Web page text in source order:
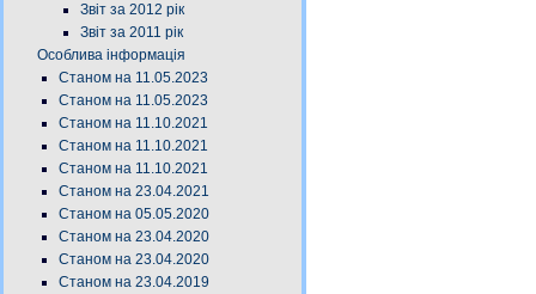
Звіт за 2012 рік
Звіт за 2011 рік
Особлива інформація
Станом на 11.05.2023
Станом на 11.05.2023
Станом на 11.10.2021
Станом на 11.10.2021
Станом на 11.10.2021
Станом на 23.04.2021
Станом на 05.05.2020
Станом на 23.04.2020
Станом на 23.04.2020
Станом на 23.04.2019